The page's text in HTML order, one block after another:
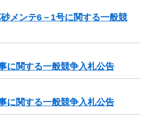
メンテ6－1号に関する一般競
に関する一般競争入札公告
に関する一般競争入札公告